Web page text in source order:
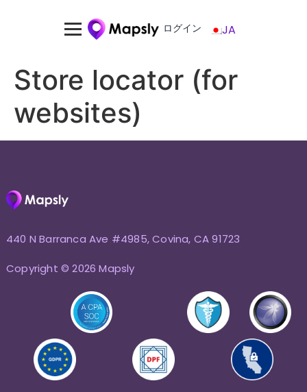
ログイン JA
Store locator (for
websites)
440 N Barranca Ave #4985, Covina, CA 91723
Copyright © 2026 Mapsly